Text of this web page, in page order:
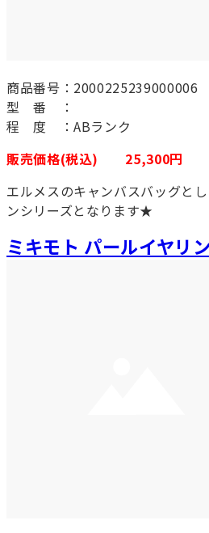
商品番号：2000225239000006
型 番 ：
程 度 ：ABランク
販売価格(税込) 25,300円
エルメスのキャンバスバッグと
ンシリーズとなります★
ミキモト パールイヤリ